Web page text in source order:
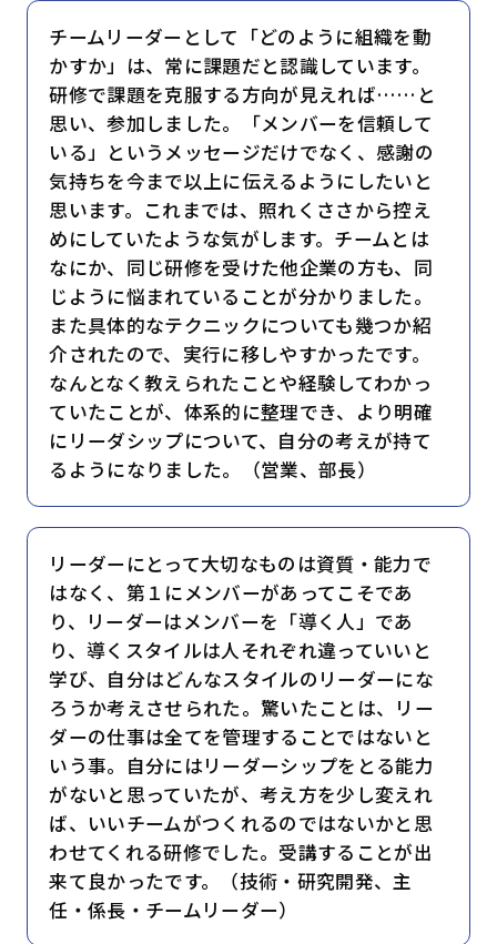
チームリーダーとして「どのように組織を動
かすか」は、常に課題だと認識しています。
研修で課題を克服する方向が見えれば……と
思い、参加しました。「メンバーを信頼して
いる」というメッセージだけでなく、感謝の
気持ちを今まで以上に伝えるようにしたいと
思います。これまでは、照れくささから控え
めにしていたような気がします。チームとは
なにか、同じ研修を受けた他企業の方も、同
じように悩まれていることが分かりました。
また具体的なテクニックについても幾つか紹
介されたので、実行に移しやすかったです。
なんとなく教えられたことや経験してわかっ
ていたことが、体系的に整理でき、より明確
にリーダシップについて、自分の考えが持て
るようになりました。（営業、部長）
リーダーにとって大切なものは資質・能力で
はなく、第１にメンバーがあってこそであ
り、リーダーはメンバーを「導く人」であ
り、導くスタイルは人それぞれ違っていいと
学び、自分はどんなスタイルのリーダーにな
ろうか考えさせられた。驚いたことは、リー
ダーの仕事は全てを管理することではないと
いう事。自分にはリーダーシップをとる能力
がないと思っていたが、考え方を少し変えれ
ば、いいチームがつくれるのではないかと思
わせてくれる研修でした。受講することが出
来て良かったです。（技術・研究開発、主
任・係長・チームリーダー）